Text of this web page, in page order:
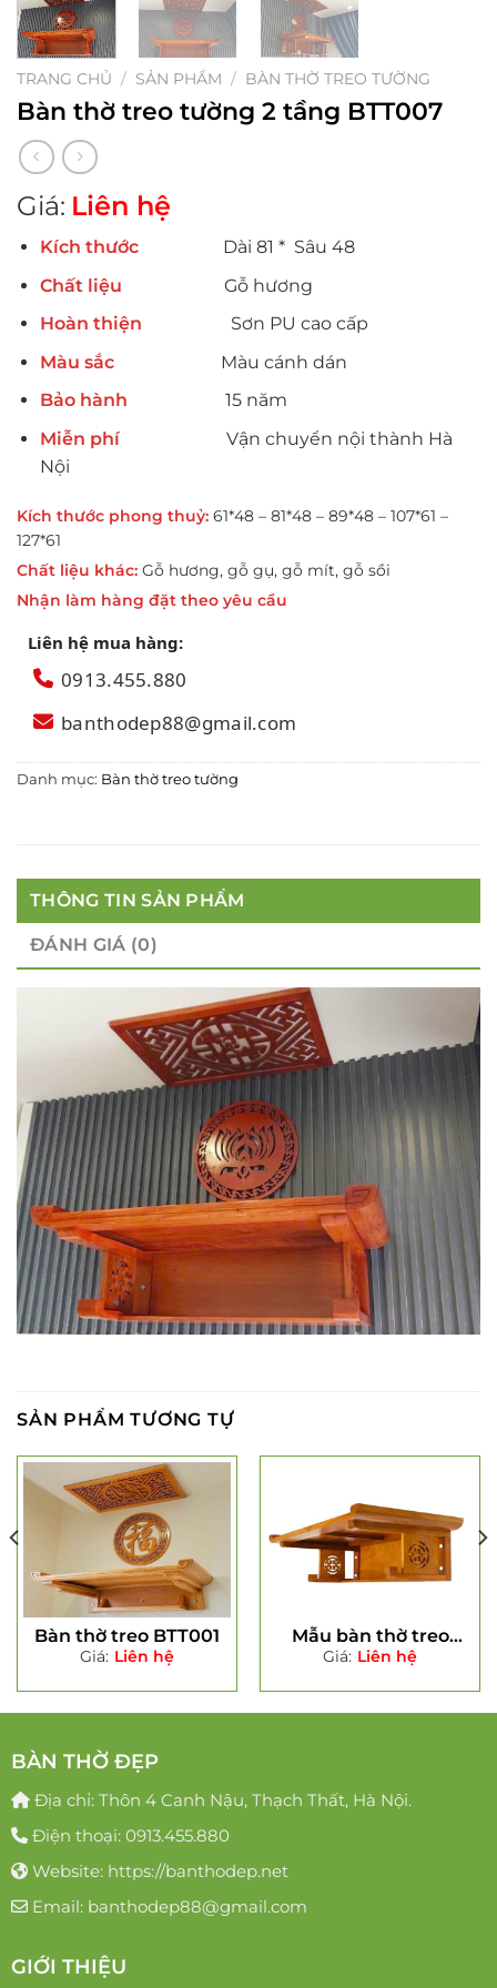
TRANG CHỦ / SẢN PHẨM / BÀN THỜ TREO TƯỜNG
Bàn thờ treo tường 2 tầng BTT007
Giá: Liên hệ
Kích thước
Dài 81 * Sâu 48
Chất liệu
Gỗ hương
Hoàn thiện Sơn PU cao cấp
Màu sắc
Màu cánh dán
Bảo hành
15 năm
Miễn phí
Vận chuyển nội thành Hà
Nội
Kích thước phong thuỷ: 61*48 – 81*48 – 89*48 – 107*61 –
127*61
Chất liệu khác: Gỗ hương, gỗ gụ, gỗ mít, gỗ sồi
Nhận làm hàng đặt theo yêu cầu
Liên hệ mua hàng:
0913.455.880
banthodep88@gmail.com
Danh mục: Bàn thờ treo tường
THÔNG TIN SẢN PHẨM
ĐÁNH GIÁ (0)
SẢN PHẨM TƯƠNG TỰ
Bàn thờ treo BTT001
Giá: Liên hệ
Mẫu bàn thờ treo
tường BTT0015
Giá: Liên hệ
BÀN THỜ ĐẸP
Địa chỉ: Thôn 4 Canh Nậu, Thạch Thất, Hà Nội.
Điện thoại: 0913.455.880
Website: https://banthodep.net
Email: banthodep88@gmail.com
GIỚI THIỆU